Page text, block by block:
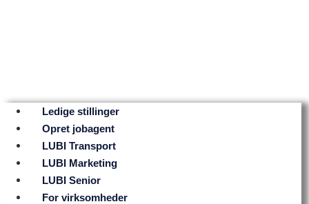
Ledige stillinger
Opret jobagent
LUBI Transport
LUBI Marketing
LUBI Senior
For virksomheder